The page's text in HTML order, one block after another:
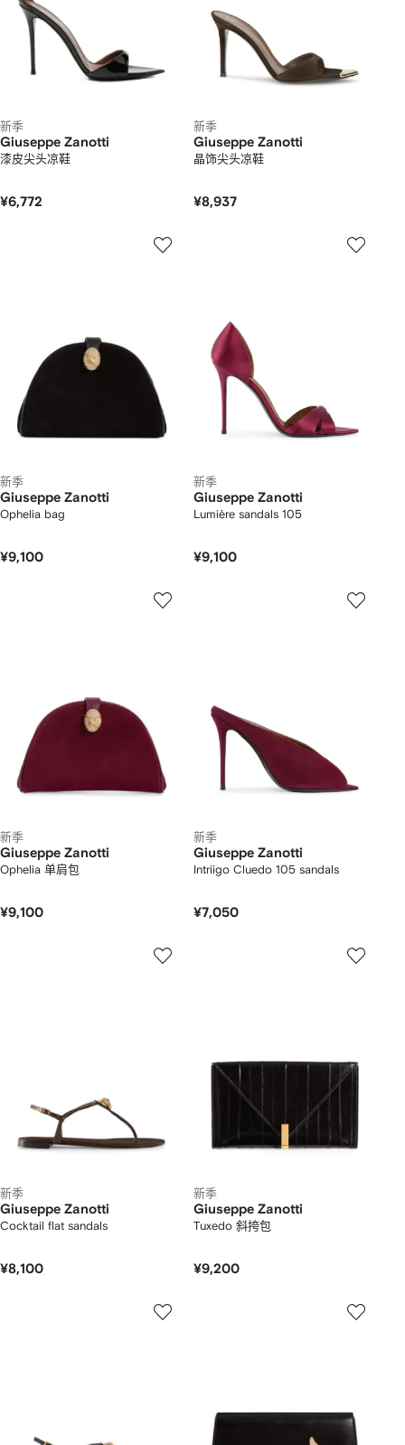
新季
Giuseppe Zanotti
漆皮尖头凉鞋
¥6,772
新季
Giuseppe Zanotti
晶饰尖头凉鞋
¥8,937
新季
Giuseppe Zanotti
Ophelia bag
¥9,100
新季
Giuseppe Zanotti
Lumière sandals 105
¥9,100
新季
Giuseppe Zanotti
Ophelia 单肩包
¥9,100
新季
Giuseppe Zanotti
Intriigo Cluedo 105 sandals
¥7,050
新季
Giuseppe Zanotti
Cocktail flat sandals
¥8,100
新季
Giuseppe Zanotti
Tuxedo 斜挎包
¥9,200